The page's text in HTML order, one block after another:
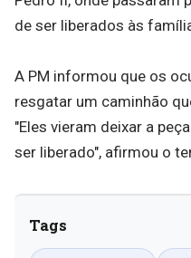
de ser liberados às
A PM informou que os
resgatar um caminhão
"Eles vieram deixar a
ser liberado", afirmou o
Tags